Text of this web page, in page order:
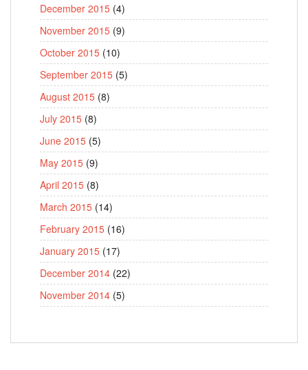
December 2015 (4)
November 2015 (9)
October 2015 (10)
September 2015 (5)
August 2015 (8)
July 2015 (8)
June 2015 (5)
May 2015 (9)
April 2015 (8)
March 2015 (14)
February 2015 (16)
January 2015 (17)
December 2014 (22)
November 2014 (5)